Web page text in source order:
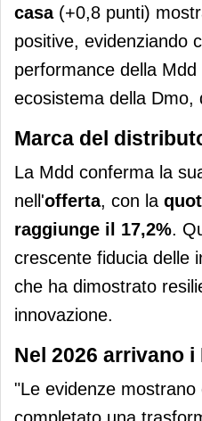
casa(+0,8 punti)
positive, evidenziando
performance della
ecosistema della Dmo,
Marca del
La Mdd conferma la
nell'offerta, con la
raggiunge il 17,2%.
crescente fiducia delle
che ha dimostrato
innovazione.
Nel 2026 arrivano
"Le evidenze